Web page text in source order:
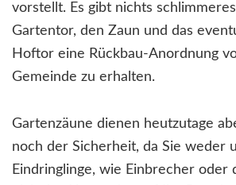
vorstellt. Es gibt nichts
Gartentor, den Zaun und das
Hoftor eine Rückbau-Anordnung
Gemeinde zu erhalten.
Gartenzäune dienen heutzutage
noch der Sicherheit, da Sie weder
Eindringlinge, wie Einbrecher oder